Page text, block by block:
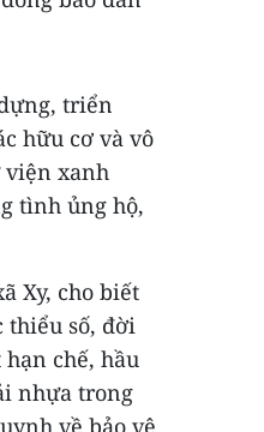
triển
hữu cơ và vô
viện xanh
tình ủng hộ,
Xy, cho biết
thiểu số, đời
chế, hầu
nhựa trong
về bảo vệ